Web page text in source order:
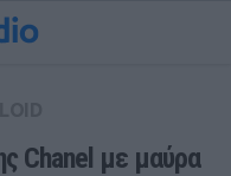
Chanel με μαύρα